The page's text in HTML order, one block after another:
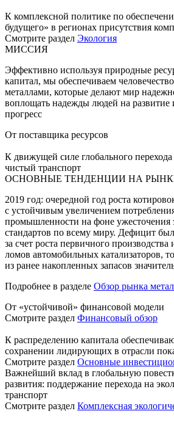
К комплексной политике по
будущего» в регионах присутствия
Смотрите раздел Экология
МИССИЯ
Эффективно используя природные
капитал, мы обеспечиваем
металлами, которые делают мир
воплощать надежды людей на развитие
прогресс
От поставщика ресурсов
К движущей силе глобального перехода
чистый транспорт
ОСНОВНЫЕ ТЕНДЕНЦИИ НА
2019 год: очередной год роста
с устойчивым увеличением
промышленности на фоне ужесточения
стандартов по всему миру. Дефицит
за счет роста первичного производства
ломов автомобильных катализаторов,
из ранее накопленных запасов
Подробнее в разделе Обзор рынка
От «устойчивой» финансовой модели
Смотрите раздел Финансовый обзор
К распределению капитала
сохранении лидирующих в отрасли
Смотрите раздел Основные
Важнейший вклад в глобальную
развития: поддержание перехода на
транспорт
Смотрите раздел Комплексная